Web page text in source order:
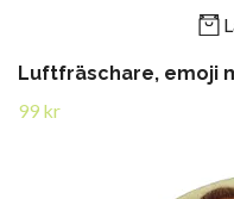
Luftfräschare, emoji
99 kr